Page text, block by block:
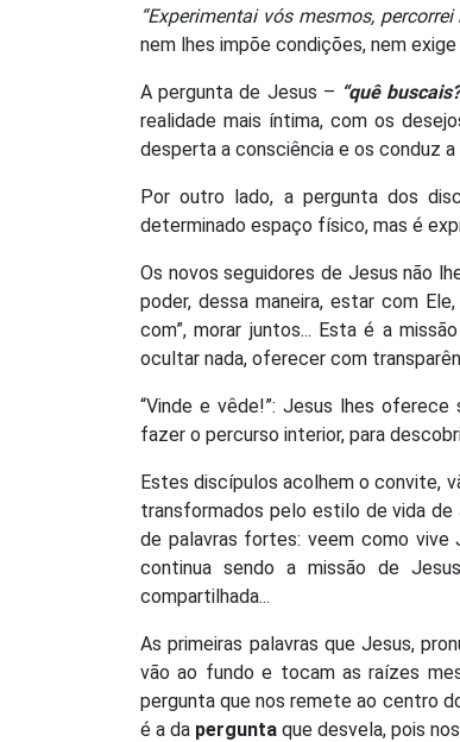
“Experimentai vós mesmos,
nem lhes impõe condições, nem
A pergunta de Jesus – “quê
realidade mais íntima, com os
desperta a consciência e os conduz
Por outro lado, a pergunta dos
determinado espaço físico, mas é
Os novos seguidores de Jesus não
poder, dessa maneira, estar com
com”, morar juntos... Esta é a
ocultar nada, oferecer com
“Vinde e vêde!”: Jesus lhes
fazer o percurso interior, para
Estes discípulos acolhem o convite,
transformados pelo estilo de vida de
de palavras fortes: veem como vive
continua sendo a missão de
compartilhada...
As primeiras palavras que Jesus,
vão ao fundo e tocam as raízes
pergunta que nos remete ao centro
é a da pergunta que desvela, pois